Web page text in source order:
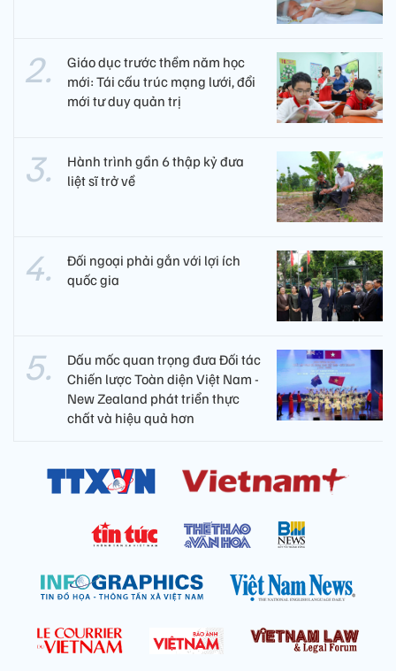
Giáo dục trước thềm năm học
mới: Tái cấu trúc mạng lưới, đổi
mới tư duy quản trị
Hành trình gần 6 thập kỷ đưa
liệt sĩ trở về
Đối ngoại phải gắn với lợi ích
quốc gia
Dấu mốc quan trọng đưa Đối tác
Chiến lược Toàn diện Việt Nam -
New Zealand phát triển thực
chất và hiệu quả hơn